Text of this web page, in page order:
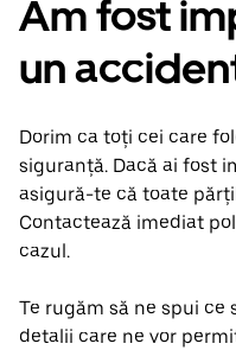
Am fost
un
Dorim ca toți cei care
siguranță. Dacă ai fost
asigură-te că toate
Contactează imediat
cazul.
Te rugăm să ne spui
detalii care ne vor